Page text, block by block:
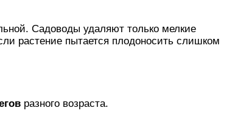
Садоводы удаляют только мелкие
растение пытается плодоносить слишком
разного возраста.